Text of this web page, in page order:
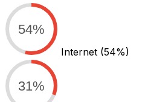
54%
Internet (54%)
31%